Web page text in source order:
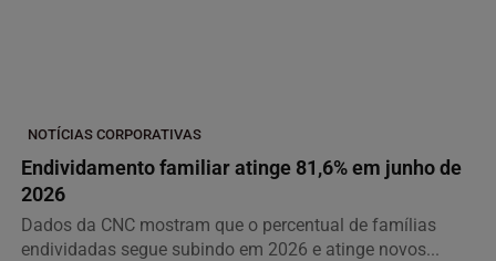
NOTÍCIAS CORPORATIVAS
Endividamento familiar atinge 81,6% em junho de
2026
Dados da CNC mostram que o percentual de famílias
endividadas segue subindo em 2026 e atinge novos...